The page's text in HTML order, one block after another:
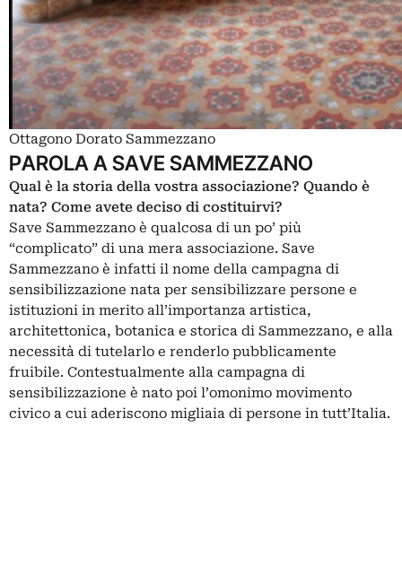
Ottagono Dorato Sammezzano
PAROLA A SAVE SAMMEZZANO
Qual è la storia della vostra associazione? Quando è
nata? Come avete deciso di costituirvi?
Save Sammezzano è qualcosa di un po’ più
“complicato” di una mera associazione. Save
Sammezzano è infatti il nome della campagna di
sensibilizzazione nata per sensibilizzare persone e
istituzioni in merito all’importanza artistica,
architettonica, botanica e storica di Sammezzano, e alla
necessità di tutelarlo e renderlo pubblicamente
fruibile. Contestualmente alla campagna di
sensibilizzazione è nato poi l’omonimo movimento
civico a cui aderiscono migliaia di persone in tutt’Italia.